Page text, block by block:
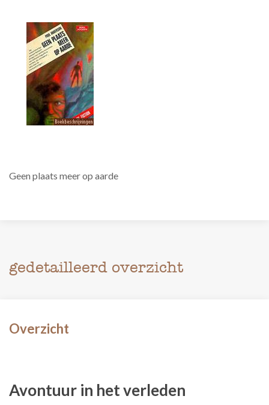
Geen plaats meer op aarde
gedetailleerd overzicht
Overzicht
Avontuur in het verleden